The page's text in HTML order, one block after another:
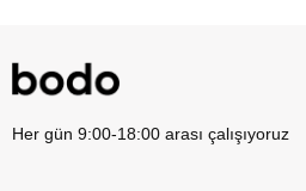
Her gün 9:00-18:00 arası çalışıyoruz